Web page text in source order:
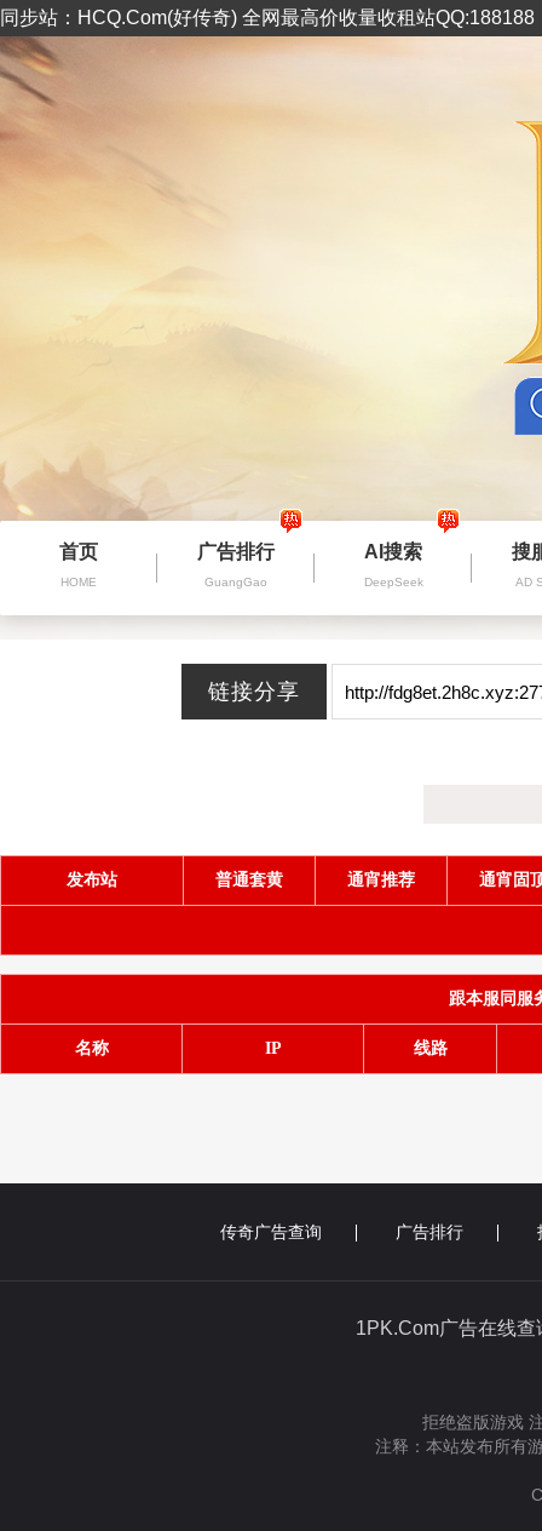
同步站：HCQ.Com(好传奇) 全网最高价收量收租站
首页
HOME
广告排行
GuangGao
AI搜索
DeepSeek
搜
AD
发布站 普通套黄 通宵推荐 通宵固
跟本服同服
名称 IP 线路
传奇广告查询 广告排行
1PK.Com广告在
拒绝盗版游戏
注释：本站发布所有